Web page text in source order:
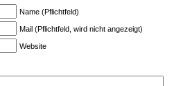
Name (Pflichtfeld)
Mail (Pflichtfeld, wird nicht angezeigt)
Website